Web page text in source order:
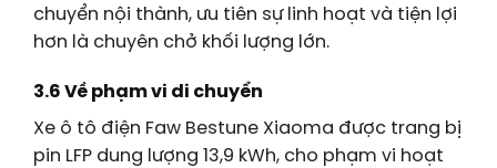
chuyển nội thành, ưu tiên sự linh hoạt và tiện lợi
hơn là chuyên chở khối lượng lớn.
3.6 Về phạm vi di chuyển
Xe ô tô điện Faw Bestune Xiaoma được trang bị
pin LFP dung lượng 13,9 kWh, cho phạm vi hoạt